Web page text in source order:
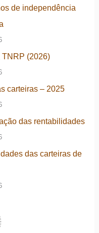
de independência
(2026)
carteiras – 2025
das rentabilidades
das carteiras de